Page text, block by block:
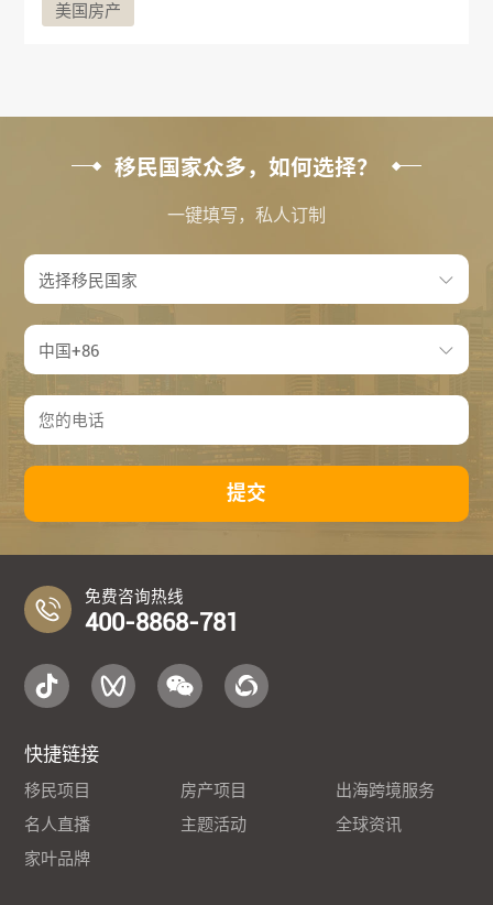
美国房产
移民国家众多，如何选择？
一键填写，私人订制
提交
免费咨询热线
400-8868-781
快捷链接
移民项目 房产项目
出海跨境服务
名人直播
主题活动
全球资讯
家叶品牌